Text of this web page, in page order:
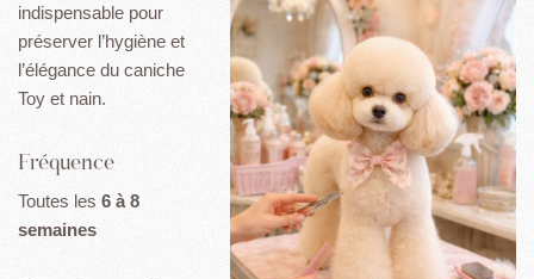
indispensable pour
préserver l’hygiène et
l’élégance du caniche
Toy et nain.
Fréquence
Toutes les 6 à 8
semaines